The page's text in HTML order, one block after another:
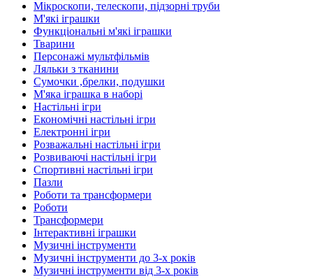
Мікроскопи, телескопи, підзорні труби
М'які іграшки
Функціональні м'які іграшки
Тварини
Персонажі мультфільмів
Ляльки з тканини
Сумочки ,брелки, подушки
М'яка іграшка в наборі
Настільні ігри
Економічні настільні ігри
Електронні ігри
Розважальні настільні ігри
Розвиваючі настільні ігри
Спортивні настільні ігри
Пазли
Роботи та трансформери
Роботи
Трансформери
Інтерактивні іграшки
Музичні інструменти
Музичні інструменти до 3-х років
Музичні інструменти від 3-х років